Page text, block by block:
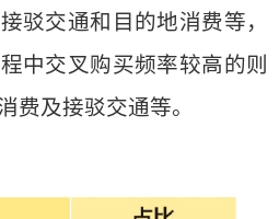
驳交通和目的地消费等，
中交叉购买频率较高的则
费及接驳交通等。